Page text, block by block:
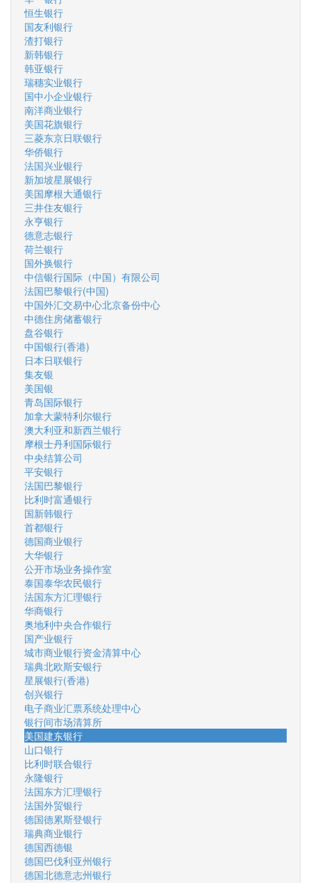
恒生银行
国友利银行
渣打银行
新韩银行
韩亚银行
瑞穗实业银行
国中小企业银行
南洋商业银行
美国花旗银行
三菱东京日联银行
华侨银行
法国兴业银行
新加坡星展银行
美国摩根大通银行
三井住友银行
永亨银行
德意志银行
荷兰银行
国外换银行
中信银行国际（中国）有限公司
法国巴黎银行(中国)
中国外汇交易中心北京备份中心
中德住房储蓄银行
盘谷银行
中国银行(香港)
日本日联银行
集友银
美国银
青岛国际银行
加拿大蒙特利尔银行
澳大利亚和新西兰银行
摩根士丹利国际银行
中央结算公司
平安银行
法国巴黎银行
比利时富通银行
国新韩银行
首都银行
德国商业银行
大华银行
公开市场业务操作室
泰国泰华农民银行
法国东方汇理银行
华商银行
奥地利中央合作银行
国产业银行
城市商业银行资金清算中心
瑞典北欧斯安银行
星展银行(香港)
创兴银行
电子商业汇票系统处理中心
银行间市场清算所
美国建东银行
山口银行
比利时联合银行
永隆银行
法国东方汇理银行
法国外贸银行
德国德累斯登银行
瑞典商业银行
德国西德银
德国巴伐利亚州银行
德国北德意志州银行